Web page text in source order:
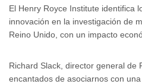
El Henry Royce Institute identifica
innovación en la investigación de
Reino Unido, con un impacto
Richard Slack, director general de
encantados de asociarnos con